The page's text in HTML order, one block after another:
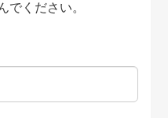
でください。